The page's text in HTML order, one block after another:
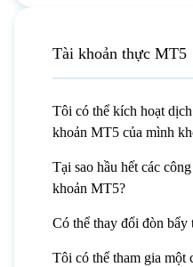
Tài khoản thực MT5
Tôi có thể kích hoạt
khoản MT5 của mình
Tại sao hầu hết các
khoản MT5?
Có thể thay đổi đòn
Tôi có thể tham gia một